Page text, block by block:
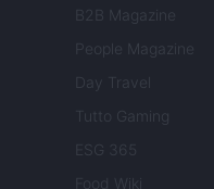
B2B Magazine
People Magazine
Day Travel
Tutto Gaming
ESG 365
Food Wiki